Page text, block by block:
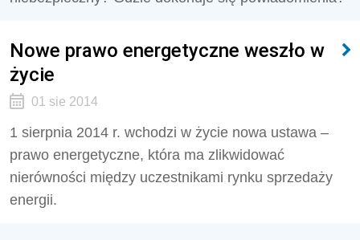
Nowe prawo energetyczne weszło w
życie
01 sie 2014
1 sierpnia 2014 r. wchodzi w życie nowa ustawa –
prawo energetyczne, która ma zlikwidować
nierówności między uczestnikami rynku sprzedaży
energii.